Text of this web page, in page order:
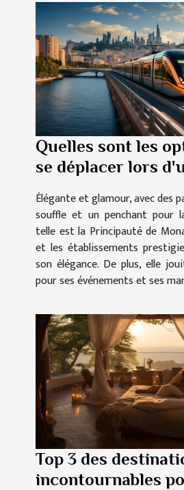
Quelles sont les
se déplacer lors
Monaco ?
Élégante et glamour, avec des
souffle et un penchant pour
telle est la Principauté de
et les établissements
son élégance. De plus, elle
pour ses événements et ses
Top 3 des
incontournables